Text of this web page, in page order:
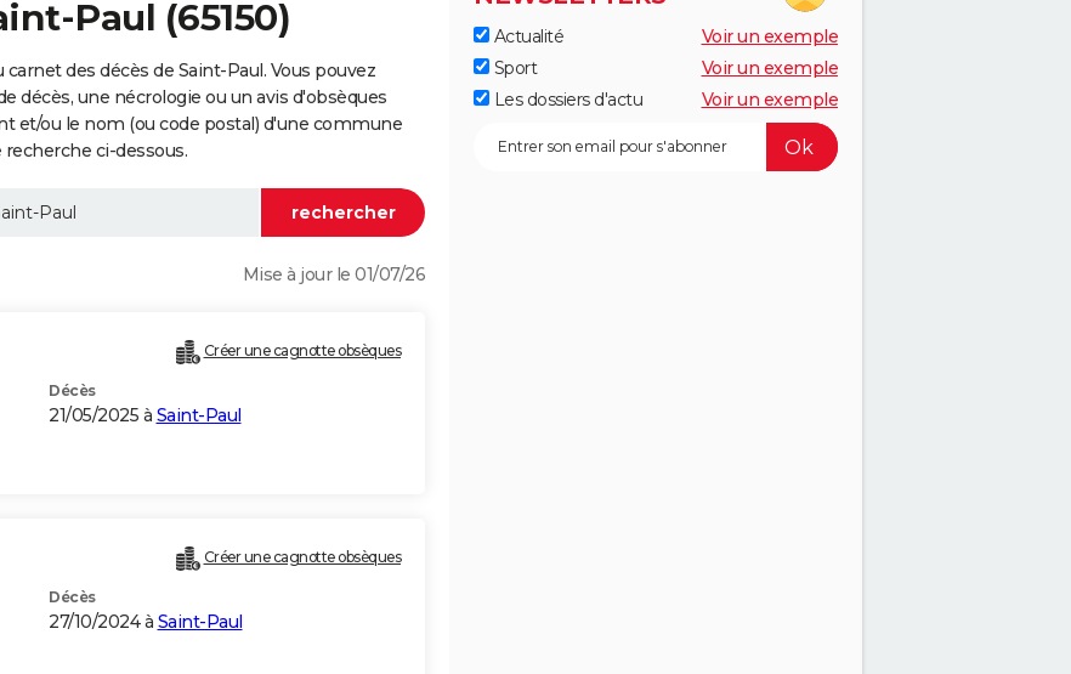
Paul (65150)
des décès de Saint-Paul. Vous pouvez
décès, une nécrologie ou un avis d'obsèques
et/ou le nom (ou code postal) d'une commune
ci-dessous.
Mise à jour le 01/07/26
Créer une cagnotte obsèques
Décès
21/05/2025 à Saint-Paul
Créer une cagnotte obsèques
Décès
27/10/2024 à Saint-Paul
Actualité
Voir un exemple
Sport
Voir un exemple
Les dossiers d'actu
Voir un exemple